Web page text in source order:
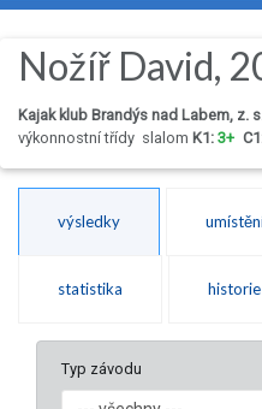
Nožíř David,
Kajak klub Brandýs nad Labem, z.
výkonnostní třídy slalom K1: 3+
výsledky
statistika historie
Typ závodu